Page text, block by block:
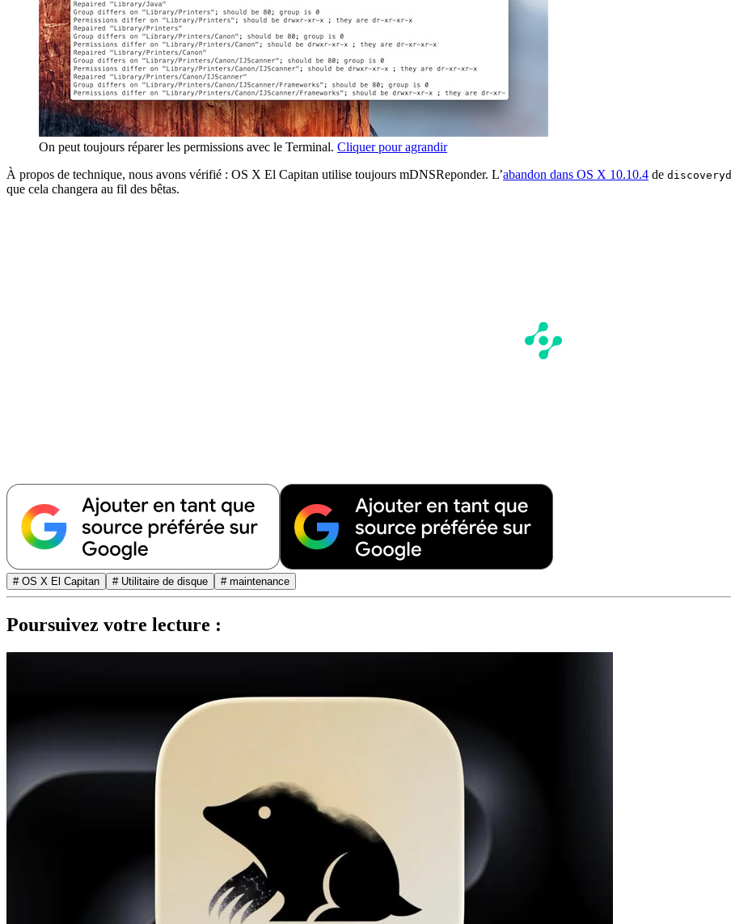
On peut toujours réparer les permissions avec le Terminal. Cliquer pour agrandir
À propos de technique, nous avons vérifié : OS X El Capitan utilise toujours mDNSReponder. L’abandon dans OS X 10.10.4 de discoveryd
que cela changera au fil des bêtas.
# OS X El Capitan # Utilitaire de disque # maintenance
Poursuivez votre lecture :